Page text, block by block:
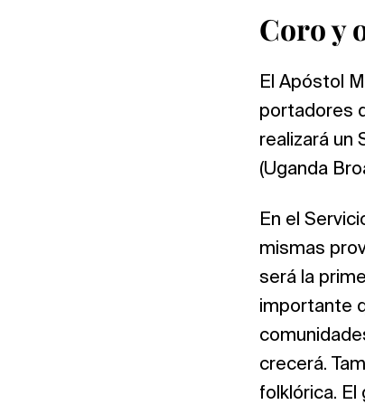
Coro y
El Apóstol
portadores
realizará un
(Uganda
En el
mismas
será la
importante
crecerá.
folklórica. El